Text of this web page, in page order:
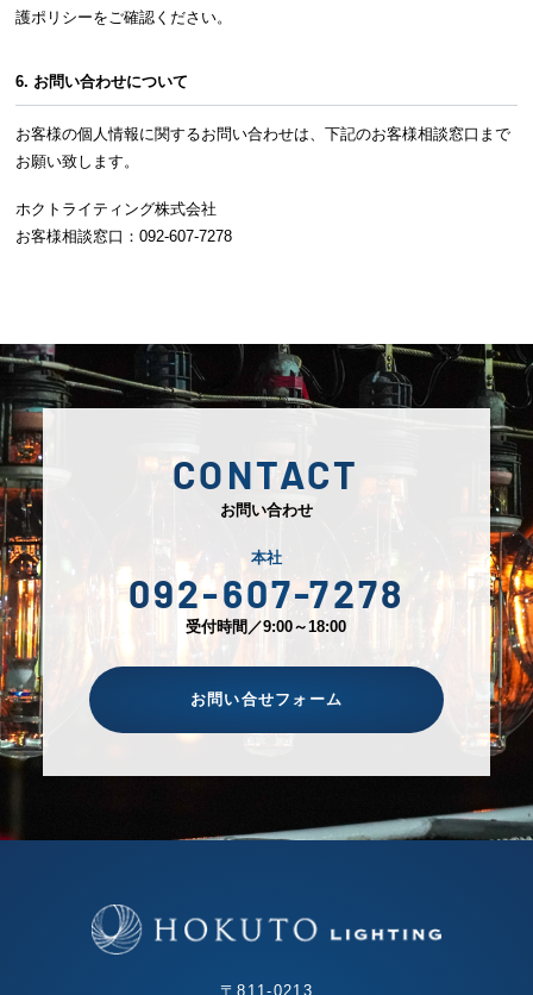
護ポリシーをご確認ください。
6. お問い合わせについて
お客様の個人情報に関するお問い合わせは、下記のお客様相談窓口まで
お願い致します。
ホクトライティング株式会社
お客様相談窓口：092-607-7278
CONTACT
お問い合わせ
本社
092-607-7278
受付時間／9:00～18:00
お問い合せフォーム
〒811-0213